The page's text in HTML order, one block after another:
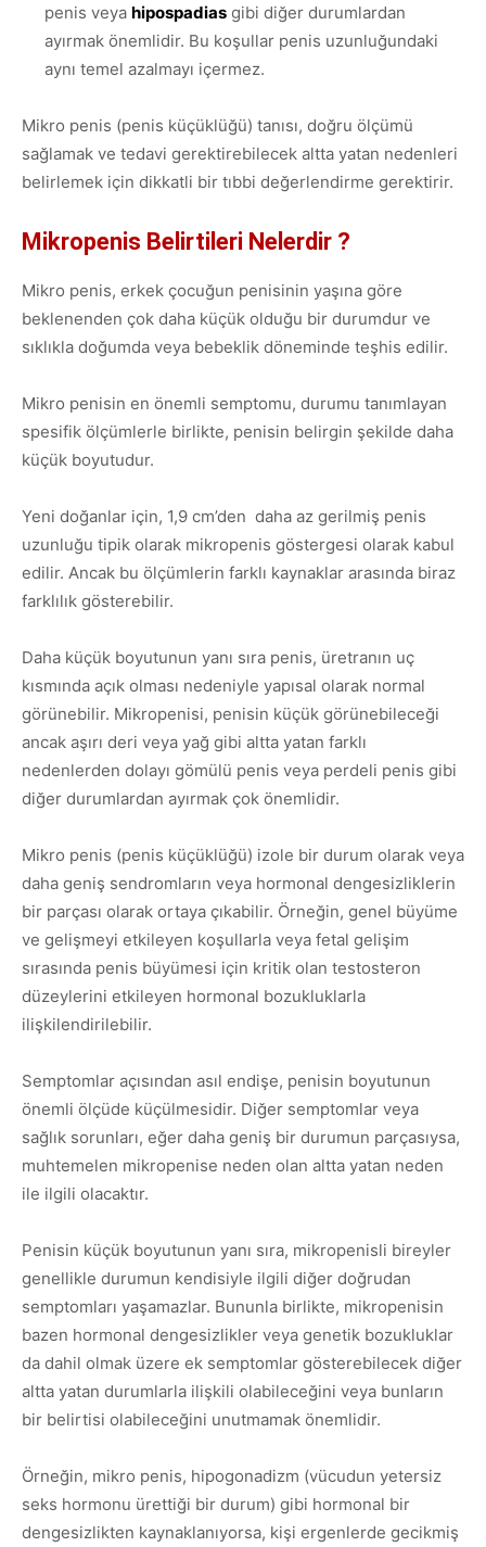
penis veya hipospadias gibi diğer durumlardan
ayırmak önemlidir. Bu koşullar penis uzunluğundaki
aynı temel azalmayı içermez.
Mikro penis (penis küçüklüğü) tanısı, doğru ölçümü
sağlamak ve tedavi gerektirebilecek altta yatan nedenleri
belirlemek için dikkatli bir tıbbi değerlendirme gerektirir.
Mikropenis Belirtileri Nelerdir ?
Mikro penis, erkek çocuğun penisinin yaşına göre
beklenenden çok daha küçük olduğu bir durumdur ve
sıklıkla doğumda veya bebeklik döneminde teşhis edilir.
Mikro penisin en önemli semptomu, durumu tanımlayan
spesifik ölçümlerle birlikte, penisin belirgin şekilde daha
küçük boyutudur.
Yeni doğanlar için, 1,9 cm’den daha az gerilmiş penis
uzunluğu tipik olarak mikropenis göstergesi olarak kabul
edilir. Ancak bu ölçümlerin farklı kaynaklar arasında biraz
farklılık gösterebilir.
Daha küçük boyutunun yanı sıra penis, üretranın uç
kısmında açık olması nedeniyle yapısal olarak normal
görünebilir. Mikropenisi, penisin küçük görünebileceği
ancak aşırı deri veya yağ gibi altta yatan farklı
nedenlerden dolayı gömülü penis veya perdeli penis gibi
diğer durumlardan ayırmak çok önemlidir.
Mikro penis (penis küçüklüğü) izole bir durum olarak veya
daha geniş sendromların veya hormonal dengesizliklerin
bir parçası olarak ortaya çıkabilir. Örneğin, genel büyüme
ve gelişmeyi etkileyen koşullarla veya fetal gelişim
sırasında penis büyümesi için kritik olan testosteron
düzeylerini etkileyen hormonal bozukluklarla
ilişkilendirilebilir.
Semptomlar açısından asıl endişe, penisin boyutunun
önemli ölçüde küçülmesidir. Diğer semptomlar veya
sağlık sorunları, eğer daha geniş bir durumun parçasıysa,
muhtemelen mikropenise neden olan altta yatan neden
ile ilgili olacaktır.
Penisin küçük boyutunun yanı sıra, mikropenisli bireyler
genellikle durumun kendisiyle ilgili diğer doğrudan
semptomları yaşamazlar. Bununla birlikte, mikropenisin
bazen hormonal dengesizlikler veya genetik bozukluklar
da dahil olmak üzere ek semptomlar gösterebilecek diğer
altta yatan durumlarla ilişkili olabileceğini veya bunların
bir belirtisi olabileceğini unutmamak önemlidir.
Örneğin, mikro penis, hipogonadizm (vücudun yetersiz
seks hormonu ürettiği bir durum) gibi hormonal bir
dengesizlikten kaynaklanıyorsa, kişi ergenlerde gecikmiş